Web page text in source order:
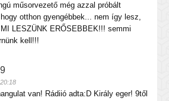
műsorvezető még azzal próbált
otthon gyengébbek... nem így lesz,
LESZÜNK ERŐSEBBEK!!! semmi
kell!!!
van! Rádiió adta:D Király eger! 9től